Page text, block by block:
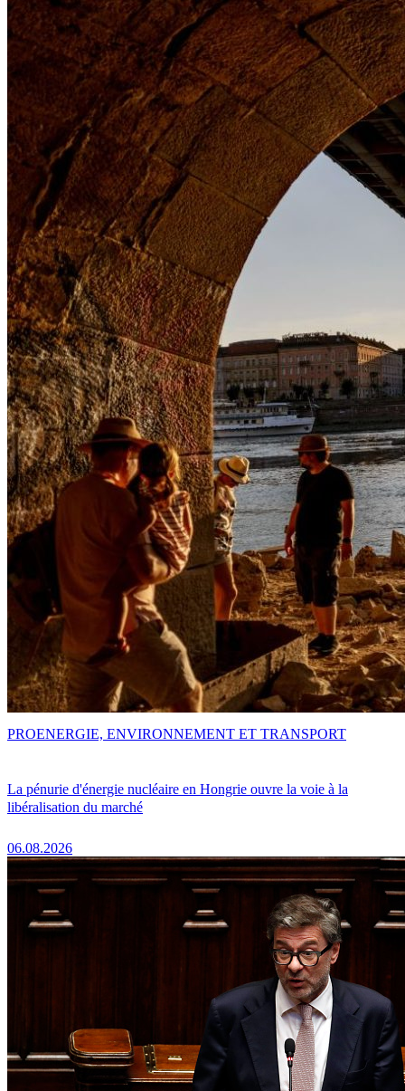
La pénurie d'énergie nucléaire en Hongrie ouvre la voie à la
libéralisation du marché
06.08.2026
PROENERGIE, ENVIRONNEMENT ET TRANSPORT